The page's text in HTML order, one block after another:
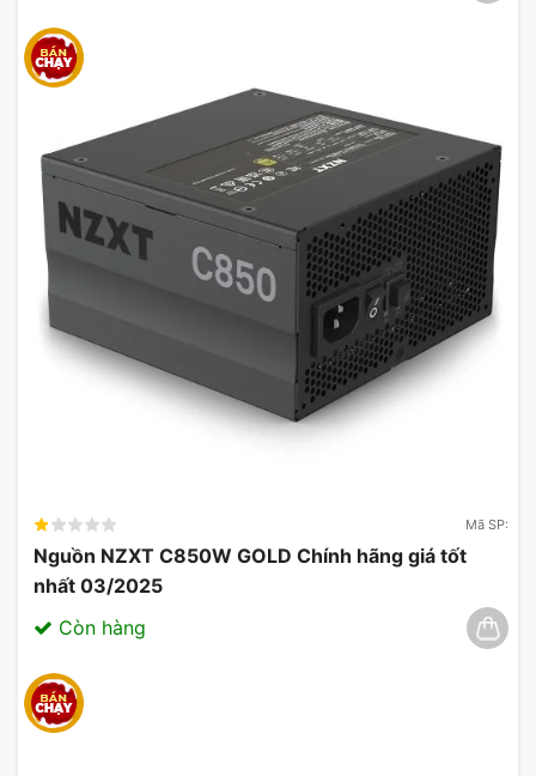
Mã SP:
Nguồn NZXT C850W GOLD Chính hãng giá tốt
nhất 03/2025
Còn hàng